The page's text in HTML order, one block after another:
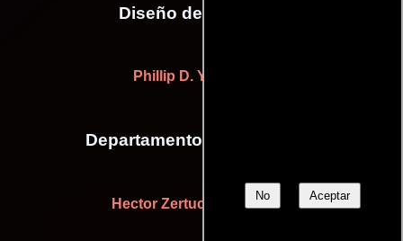
No Aceptar
Diseño de vestuario
Phillip D. Yarbrough
Departamento de animación
Hector Zertuche (Animador)